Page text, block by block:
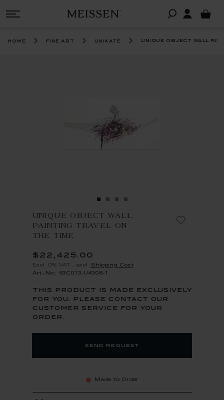
home fine art unikate unique object wall
UNIQUE OBJECT WALL
PAINTING TRAVEL ON
THE TIME
$22,425.00
Excl. 0% VAT excl. Shipping Cost
Art.-No.: 63C013-U4308-1
this product is made exclusively
for you. please contact our
customer service for your
order.
send request
Made to Order